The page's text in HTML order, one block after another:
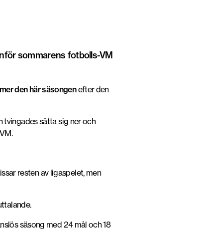
sommarens fotbolls-VM
den här säsongenefter den
tvingades sätta sig ner och
resten av ligaspelet, men
säsong med 24 mål och 18